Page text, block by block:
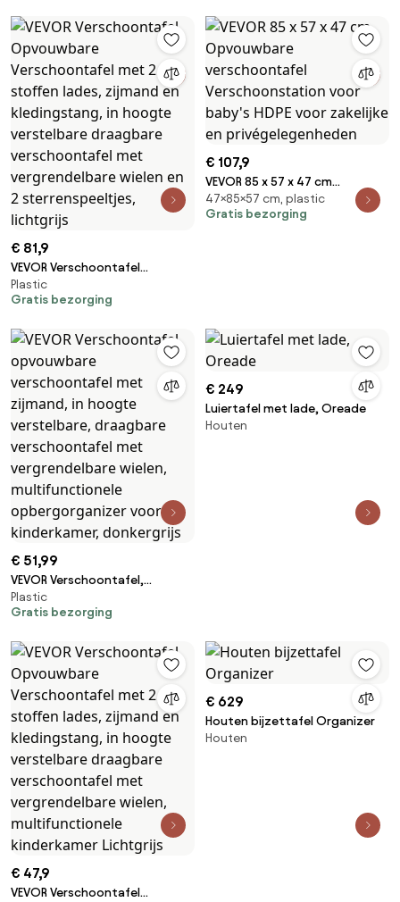
€ 81,9
VEVOR Verschoontafel
Opvouwbare Verschoontafel
met 2 stoffen lades, zijmand
verstelbare draagbare
verschoontafel met
vergrendelbare wielen en 2
sterrenspeeltjes, lichtgrijs
Plastic
Gratis bezorging
€ 107,9
VEVOR 85 x 57 x 47 cm
Opvouwbare verschoontafel
Verschoonstation voor baby's
47×85×57 cm, plastic
Gratis bezorging
€ 51,99
VEVOR Verschoontafel,
opvouwbare verschoontafel
met zijmand, in hoogte
verschoontafel met
vergrendelbare wielen,
multifunctionele
kinderkamer, donkergrijs
Plastic
Gratis bezorging
€ 249
Luiertafel met lade, Oreade
Houten
€ 47,9
VEVOR Verschoontafel
€ 629
Houten bijzettafel Organizer
Houten